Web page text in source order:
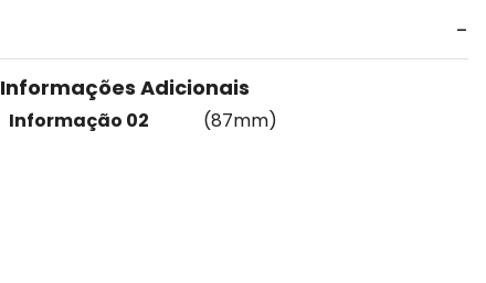
Informações Adicionais
Informação 02 (87mm)